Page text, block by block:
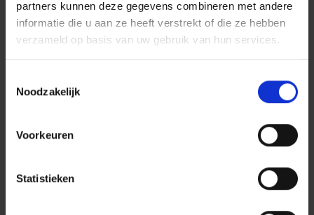
partners kunnen deze gegevens combineren met andere
informatie die u aan ze heeft verstrekt of die ze hebben
verzameld op basis van uw gebruik van hun services.
Noodzakelijk
Voorkeuren
Statistieken
opvangt in uw eigen huis ook
gedekt in uw brandverzekering?
Wat als een inwonende
woning?